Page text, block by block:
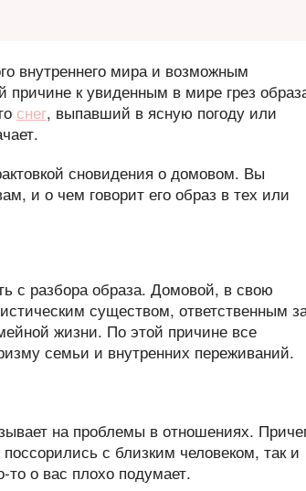
внутреннего мира и возможным
к увиденным в мире грез
снег, выпавший в ясную погоду или
сновидения о домовом. Вы
и о чем говорит его образ в тех или
с разбора образа. Домовой, в свою
существом, ответственным
жизни. По этой причине все
семьи и внутренних переживаний.
на проблемы в отношениях.
с близким человеком, так и
то о вас плохо подумает.